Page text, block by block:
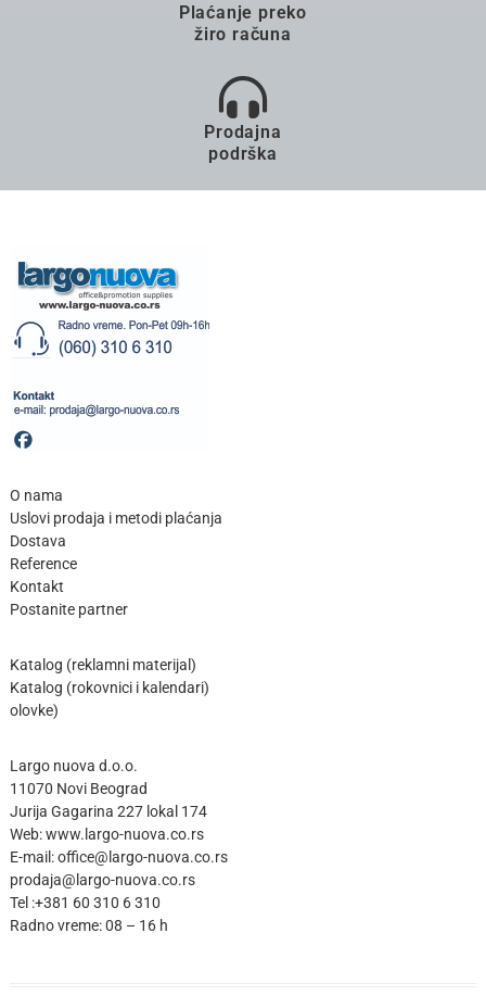
Plaćanje preko
žiro računa
Prodajna
podrška
O nama
Uslovi prodaja i metodi plaćanja
Dostava
Reference
Kontakt
Postanite partner
Katalog (reklamni materijal)
Katalog (rokovnici i kalendari)
olovke)
Largo nuova d.o.o.
11070 Novi Beograd
Jurija Gagarina 227 lokal 174
Web:www.largo-nuova.co.rs
E-mail:office@largo-nuova.co.rs
prodaja@largo-nuova.co.rs
Tel :+381 60 310 6 310
Radno vreme: 08 – 16 h